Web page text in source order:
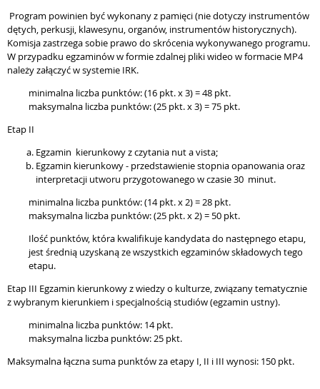
Program powinien być wykonany z pamięci (nie dotyczy instrumentów
dętych, perkusji, klawesynu, organów, instrumentów historycznych).
Komisja zastrzega sobie prawo do skrócenia wykonywanego programu.
W przypadku egzaminów w formie zdalnej pliki wideo w formacie MP4
należy załączyć w systemie IRK.
minimalna liczba punktów: (16 pkt. x 3) = 48 pkt.
maksymalna liczba punktów: (25 pkt. x 3) = 75 pkt.
Etap II
Egzamin kierunkowy z czytania nut a vista;
Egzamin kierunkowy - przedstawienie stopnia opanowania oraz
interpretacji utworu przygotowanego w czasie 30 minut.
minimalna liczba punktów: (14 pkt. x 2) = 28 pkt.
maksymalna liczba punktów: (25 pkt. x 2) = 50 pkt.
Ilość punktów, która kwalifikuje kandydata do następnego etapu,
jest średnią uzyskaną ze wszystkich egzaminów składowych tego
etapu.
Etap III Egzamin kierunkowy z wiedzy o kulturze, związany tematycznie
z wybranym kierunkiem i specjalnością studiów (egzamin ustny).
minimalna liczba punktów: 14 pkt.
maksymalna liczba punktów: 25 pkt.
Maksymalna łączna suma punktów za etapy I, II i III wynosi: 150 pkt.